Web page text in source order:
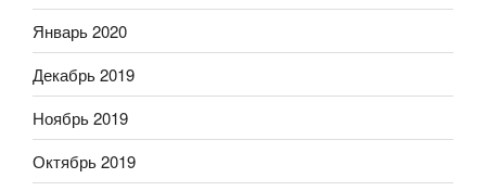
Январь 2020
Декабрь 2019
Ноябрь 2019
Октябрь 2019